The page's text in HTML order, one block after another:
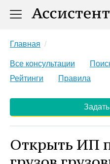
Главная
Все консультации
Рейтинги
Правила
Открыть ИП